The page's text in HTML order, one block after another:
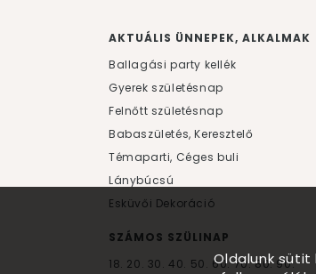
AKTUÁLIS ÜNNEPEK, ALKALMAK
Ballagási party kellék
Gyerek születésnap
Felnőtt születésnap
Babaszületés, Keresztelő
Témaparti, Céges buli
Lánybúcsú
Esküvői Dekoráció
SZÁMOS SZÜLINAP
18. 20. 30. 40. 50. 60.70.80.90.
Oldalunk